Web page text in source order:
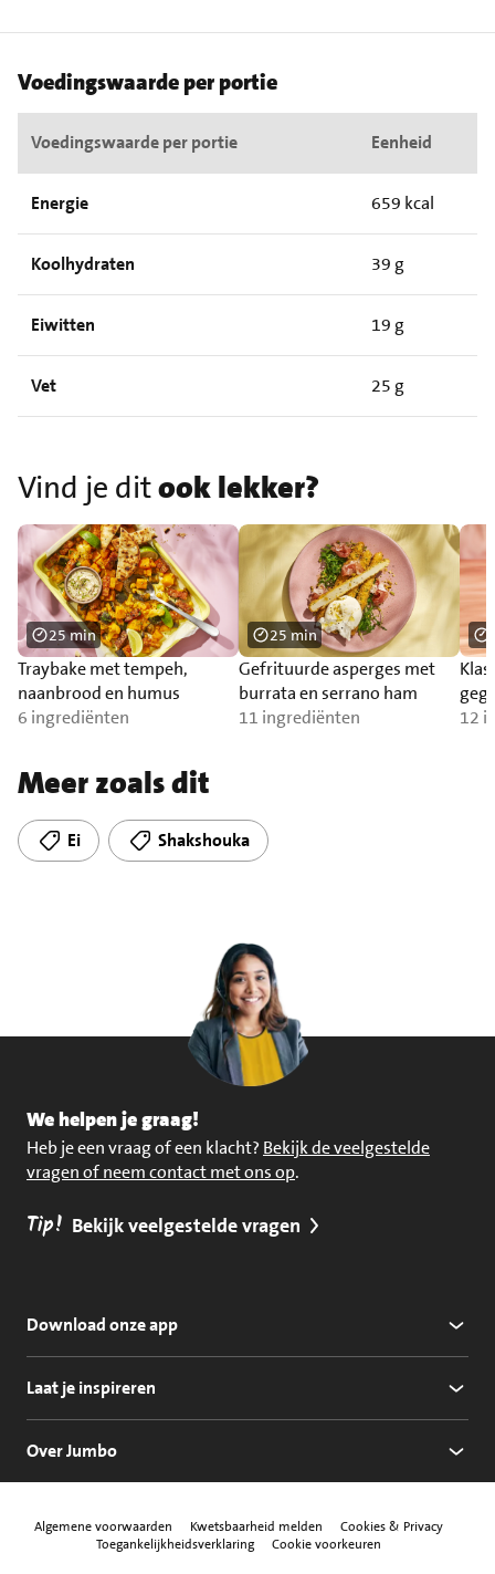
Voedingswaarde per portie
Voedingswaarde per portie Eenheid
Energie 659 kcal
Koolhydraten 39 g
Eiwitten 19 g
Vet 25 g
Vind je ditook lekker?
Traybake met tempeh,
naanbrood en humus
6 ingrediënten
25 min
Gefrituurde asperges met
burrata en serrano ham
11 ingrediënten
25 min
12
Meer zoals dit
Ei Shakshouka
We helpen je graag!
Heb je een vraag of een klacht? Bekijk de veelgestelde
vragen of neem contact met ons op.
Tip! Bekijk veelgestelde vragen
Download onze app
Laat je inspireren
Over Jumbo
Algemene voorwaarden Kwetsbaarheid melden
Cookies & Privacy
Toegankelijkheidsverklaring
Cookie voorkeuren